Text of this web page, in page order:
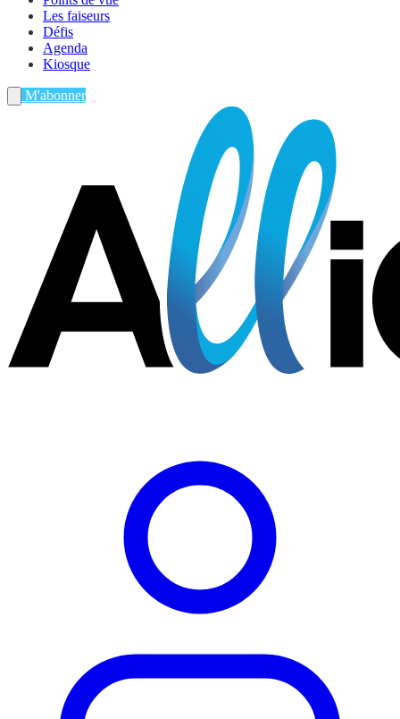
Les faiseurs
Défis
Agenda
Kiosque
M'abonner